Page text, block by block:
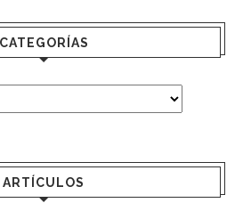
CATEGORÍAS
ARTÍCULOS